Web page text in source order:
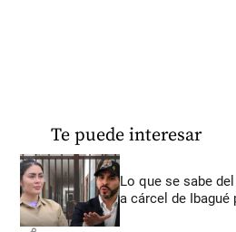
Te puede interesar
Lo que se sabe
a cárcel de